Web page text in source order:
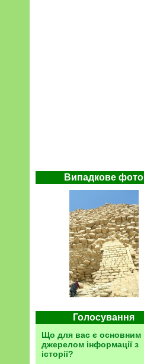
Випадкове фото
Голосування
Що для вас є основним
джерелом інформації з
історії?